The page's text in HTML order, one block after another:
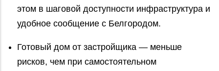
этом в шаговой доступности инфраструктура и
удобное сообщение с Белгородом.
Готовый дом от застройщика — меньше
рисков, чем при самостоятельном